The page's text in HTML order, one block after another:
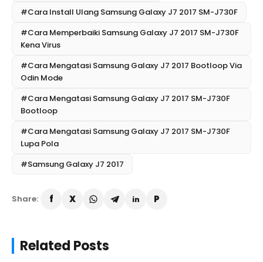
#Cara Install Ulang Samsung Galaxy J7 2017 SM-J730F
#Cara Memperbaiki Samsung Galaxy J7 2017 SM-J730F
Kena Virus
#Cara Mengatasi Samsung Galaxy J7 2017 Bootloop Via
Odin Mode
#Cara Mengatasi Samsung Galaxy J7 2017 SM-J730F
Bootloop
#Cara Mengatasi Samsung Galaxy J7 2017 SM-J730F
Lupa Pola
#Samsung Galaxy J7 2017
Share:
Related Posts